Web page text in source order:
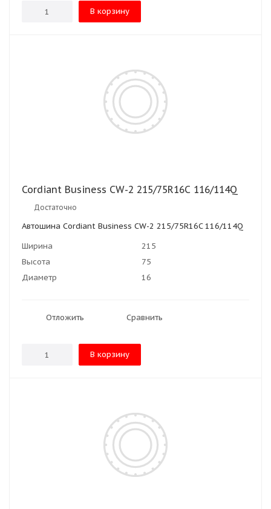
В корзину
Cordiant Business CW-2 215/75R16C 116/114Q
Достаточно
Автошина Cordiant Business CW-2 215/75R16C 116/114Q
Ширина
215
Высота
75
Диаметр
16
Отложить Сравнить
В корзину